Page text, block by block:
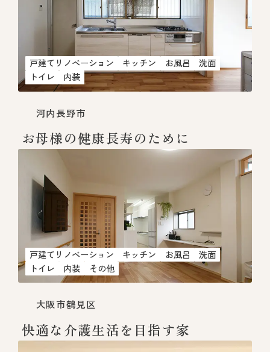
戸建てリノベーション キッチン お風呂
洗面
トイレ
内装
河内長野市
お母様の健康長寿のために
戸建てリノベーション キッチン お風呂
洗面
トイレ
内装 その他
大阪市鶴見区
快適な介護生活を目指す家